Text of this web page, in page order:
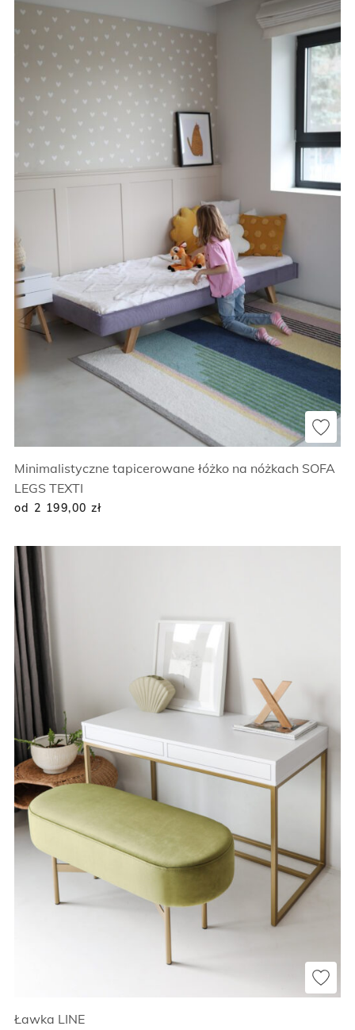
Minimalistyczne tapicerowane łóżko na nóżkach SOFA
LEGS TEXTI
od 2 199,00 zł
Ławka LINE